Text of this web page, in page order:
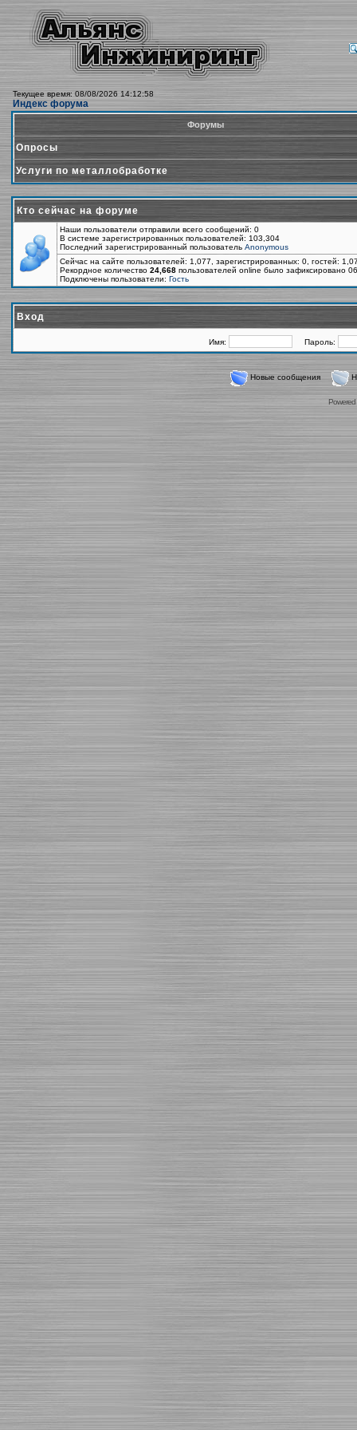
Текущее время: 08/08/2026 14:12:58
Индекс форума
Форумы
Опросы
Услуги по металлобработке
Кто сейчас на форуме
Наши пользователи отправили всего сообщений: 0
В системе зарегистрированных пользователей: 103,304
Последний зарегистрированный пользователь Anonymous
Сейчас на сайте пользователей: 1,077, зарегистрированных: 0, гостей:
Рекордное количество 24,668 пользователей online было зафиксировано
Подключены пользователи: Гость
Вход
Имя: Пароль:
Новые сообщения